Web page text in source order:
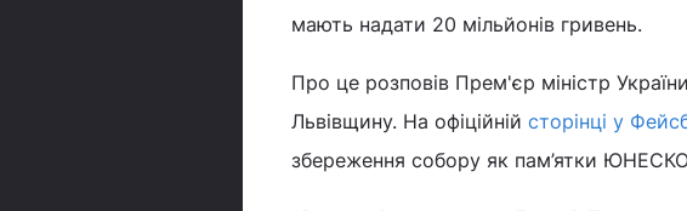
мають надати 20 мільйонів гривень.
Про це розповів Прем'єр міністр
Львівщину. На офіційній сторінці у
збереження собору як пам’ятки